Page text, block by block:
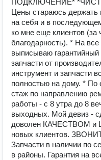
ПОДКЛЮЧЕНИЕ*
Цены стараюсь держать
на себя и в
ко мне еще клиентов (за
благодарность). * На
выписываю
запчасти от
инструмент и запчасти
полностью на дому. * По
стаж по направлению
работы - с 8 утра до 8
выходных. Мой девиз -
доволен КАЧЕСТВОМ и
новых клиентов.
Запчасти в наличии по
в районы. Гарантия на